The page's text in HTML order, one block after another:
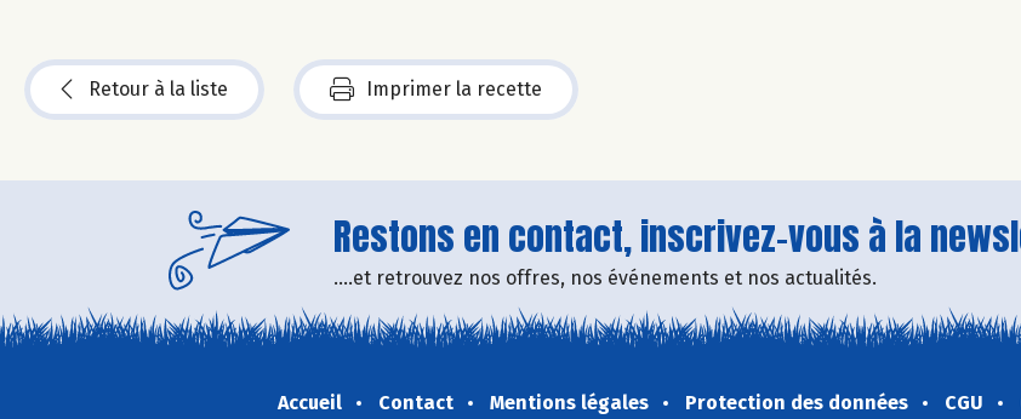
Retour à la liste Imprimer la recette
Restons en contact, inscrivez-vous à la
....et retrouvez nos offres, nos événements et nos actualités.
Accueil Contact Mentions légales Protection des données CGU